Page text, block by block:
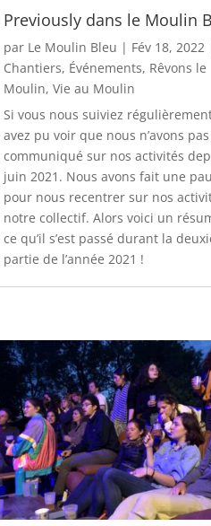
Previously dans le Moulin
par Le Moulin Bleu | Fév 18, 2022
Chantiers, Événements, Rêvons le
Moulin, Vie au Moulin
Si vous nous suiviez
avez pu voir que nous n’avons pas
communiqué sur nos activités
juin 2021. Nous avons fait une
pour nous recentrer sur nos
notre collectif. Alors voici un
ce qu’il s’est passé durant la
partie de l’année 2021 !